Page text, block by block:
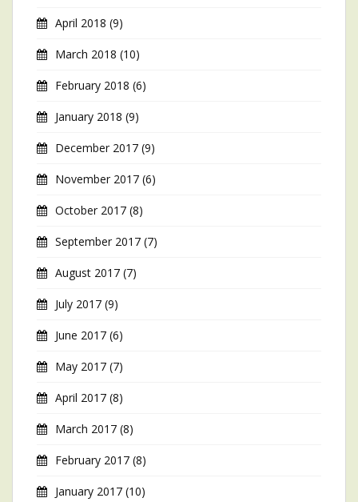
April 2018 (9)
March 2018 (10)
February 2018 (6)
January 2018 (9)
December 2017 (9)
November 2017 (6)
October 2017 (8)
September 2017 (7)
August 2017 (7)
July 2017 (9)
June 2017 (6)
May 2017 (7)
April 2017 (8)
March 2017 (8)
February 2017 (8)
January 2017 (10)